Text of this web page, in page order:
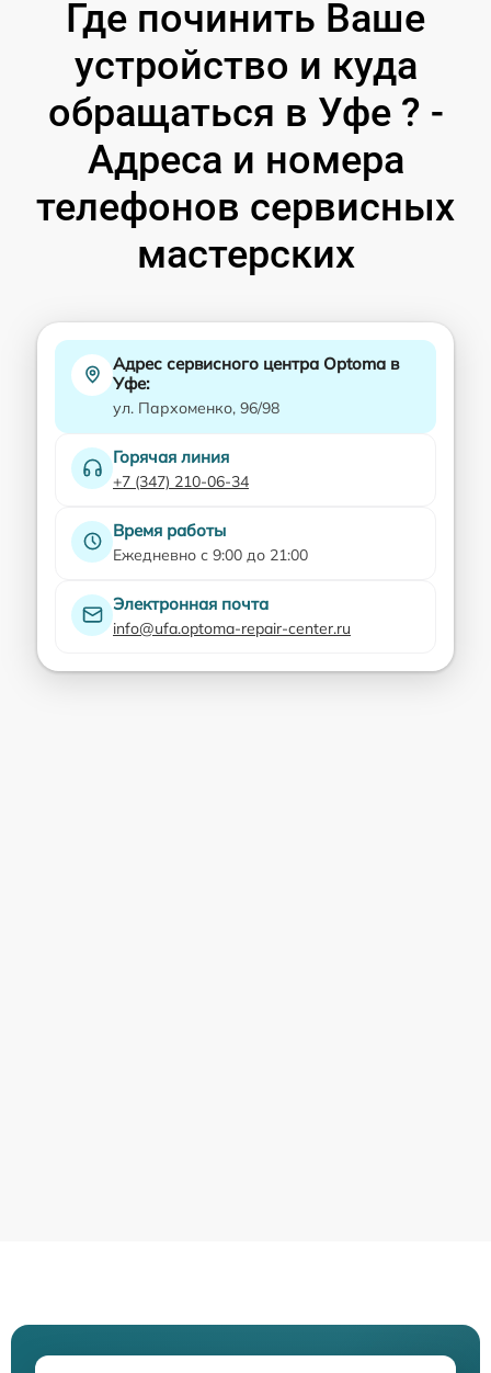
Где починить Ваше
устройство и куда
обращаться в Уфе ? -
Адреса и номера
телефонов сервисных
мастерских
Адрес сервисного центра Optoma в
Уфе:
ул. Пархоменко, 96/98
Горячая линия
+7 (347) 210-06-34
Время работы
Ежедневно с 9:00 до 21:00
Электронная почта
info@ufa.optoma-repair-center.ru